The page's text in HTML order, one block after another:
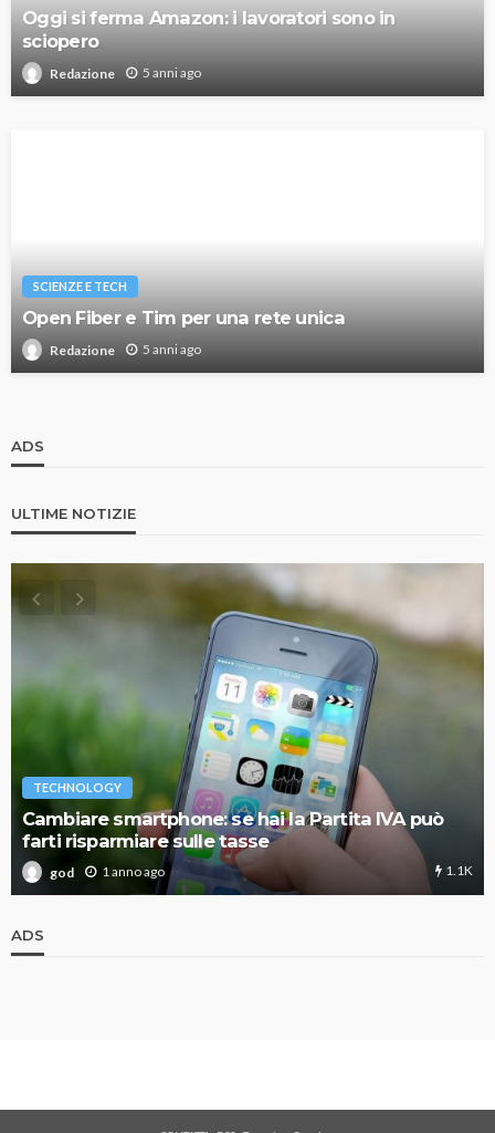
Oggi si ferma Amazon: i lavoratori sono in
sciopero
Redazione 5 anni ago
SCIENZE E TECH
Open Fiber e Tim per una rete unica
Redazione 5 anni ago
ADS
ULTIME NOTIZIE
TECHNOLOGY
Cambiare smartphone: se hai la Partita IVA può
farti risparmiare sulle tasse
god 1 anno ago 1.1K
ADS